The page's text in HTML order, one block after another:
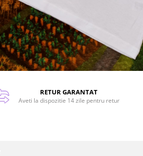
RETUR GARANTAT
Aveti la dispozitie 14 zile pentru retur